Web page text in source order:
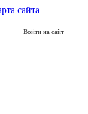
Войти на сайт